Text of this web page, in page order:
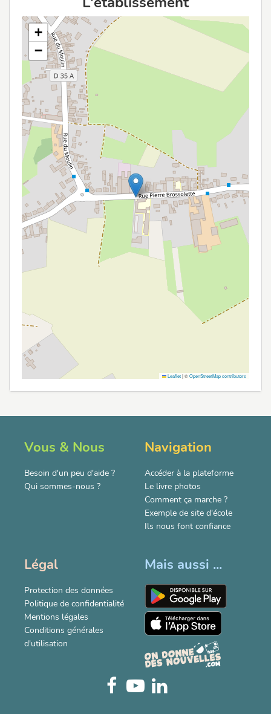
+
−
Leaflet|©OpenStreetMap contributors
Vous & Nous
Besoin d'un peu d'aide ?
Qui sommes-nous ?
Navigation
Accéder à la plateforme
Le livre photos
Comment ça marche ?
Exemple de site d'école
Ils nous font confiance
Légal
Protection des données
Politique de confidentialité
Mentions légales
Conditions générales
d'utilisation
Mais aussi ...